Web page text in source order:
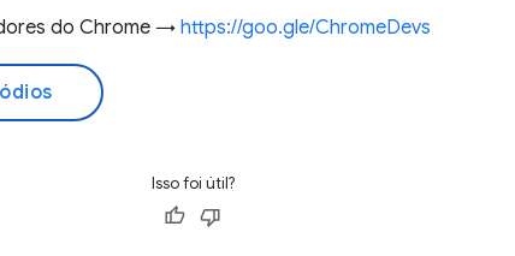
do Chrome → https://goo.gle/ChromeDevs
Isso foi útil?